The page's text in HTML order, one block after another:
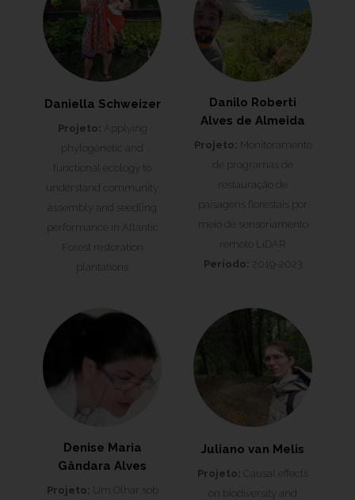
Daniella Schweizer
Projeto: Applying
phylogenetic and
functional ecology to
understand community
assembly and seedling
performance in Atlantic
Forest restoration
plantations
Danilo Roberti
Alves de Almeida
Projeto: Monitoramento
de programas de
restauração de
paisagens florestais por
meio de sensoriamento
remoto LiDAR
Período: 2019-2023
Denise Maria
Gândara Alves
Projeto: Um Olhar sob
Juliano van Melis
Projeto: Causal effects
on biodiversity and